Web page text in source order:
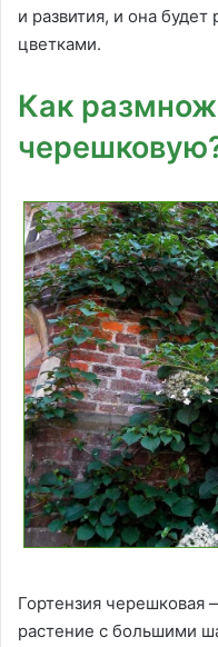
и развития, и она
цветками.
Как
Гортензия черешковая
растение с большими